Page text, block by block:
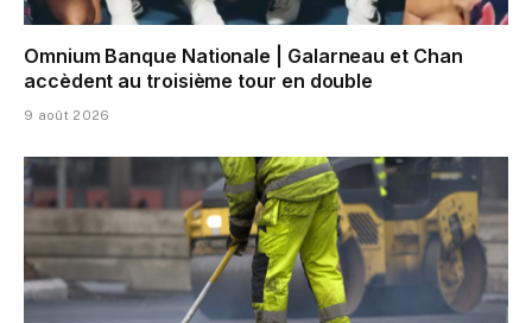
Omnium Banque Nationale | Galarneau et Chan
accèdent au troisième tour en double
9 août 2026